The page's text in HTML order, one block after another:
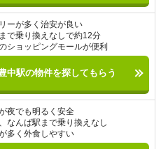
ーが多く治安が良い
で乗り換えなしで約12分
ショッピングモールが便利
中駅の物件を探してもらう
夜でも明るく安全
なんば駅まで乗り換えなし
多く外食しやすい